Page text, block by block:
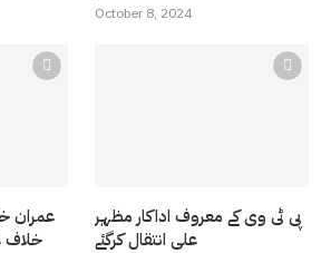
October 8, 2024
عمران
خلاف
پی ٹی وی کے معروف اداکار مظہر
علی انتقال کرگئے